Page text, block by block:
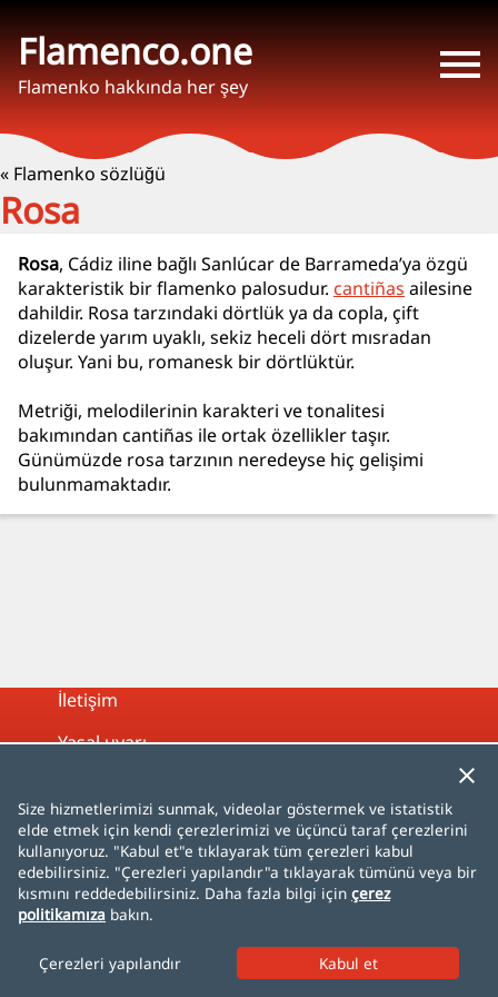
Flamenco.one
Flamenko hakkında her şey
« Flamenko sözlüğü
Rosa
Rosa, Cádiz iline bağlı Sanlúcar de Barrameda’ya özgü
karakteristik bir flamenko palosudur. cantiñas ailesine
dahildir. Rosa tarzındaki dörtlük ya da copla, çift
dizelerde yarım uyaklı, sekiz heceli dört mısradan
oluşur. Yani bu, romanesk bir dörtlüktür.
Metriği, melodilerinin karakteri ve tonalitesi
bakımından cantiñas ile ortak özellikler taşır.
Günümüzde rosa tarzının neredeyse hiç gelişimi
bulunmamaktadır.
İletişim
Yasal uyarı
Çerez politikası
Site haritası
ItalianoPortuguêsčeštinadanskNederlands
norskpolskiromână 日本語한국어Türkçe
AlhambraDeGranada.org InSpain.org
Size hizmetlerimizi sunmak, videolar göstermek ve istatistik
elde etmek için kendi çerezlerimizi ve üçüncü taraf çerezlerini
kullanıyoruz. "Kabul et"e tıklayarak tüm çerezleri kabul
edebilirsiniz. "Çerezleri yapılandır"a tıklayarak tümünü veya bir
kısmını reddedebilirsiniz. Daha fazla bilgi için çerez
politikamıza bakın.
Çerezleri yapılandır